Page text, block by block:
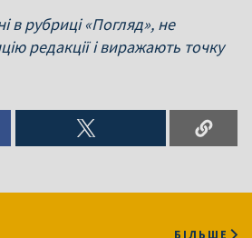
в рубриці «Погляд», не
редакції і виражають точку
БІЛЬШЕ